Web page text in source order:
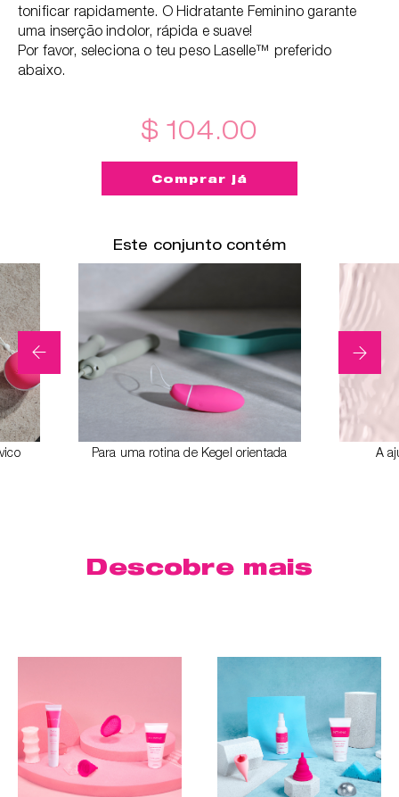
tonificar rapidamente. O Hidratante Feminino garante
uma inserção indolor, rápida e suave!
Por favor, seleciona o teu peso Laselle™ preferido
abaixo.
$ 104.00
Comprar já
Este conjunto contém
Para uma rotina de Kegel orientada A
Descobre mais